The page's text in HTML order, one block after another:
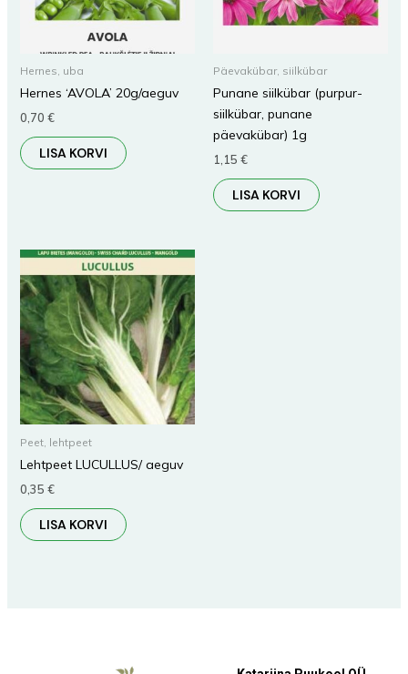
Hernes, uba
Hernes ‘AVOLA’ 20g/aeguv
0,70 €
LISA KORVI
Päevakübar, siilkübar
Punane siilkübar (purpur-
siilkübar, punane
päevakübar) 1g
1,15 €
LISA KORVI
Peet, lehtpeet
Lehtpeet LUCULLUS/ aeguv
0,35 €
LISA KORVI